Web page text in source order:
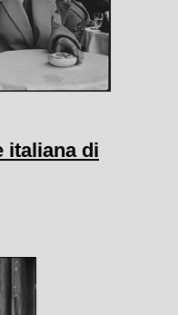
italiana di